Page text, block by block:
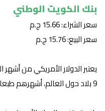
بنك الكويت الوطني
سعر الشراء: 15.66 ج.م
سعر البيع: 15.76 ج.م
يعتبر الدولار الأمريكي من
9 بلاد حول العالم، أشهرهم طبعا الولايات المتحدة الأمريكية.